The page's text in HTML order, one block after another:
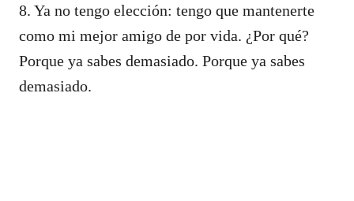
8. Ya no tengo elección: tengo que mantenerte
como mi mejor amigo de por vida. ¿Por qué?
Porque ya sabes demasiado. Porque ya sabes
demasiado.